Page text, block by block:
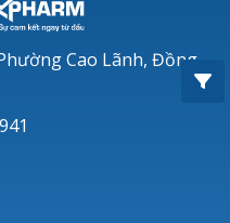
Cao Lãnh, Đồng